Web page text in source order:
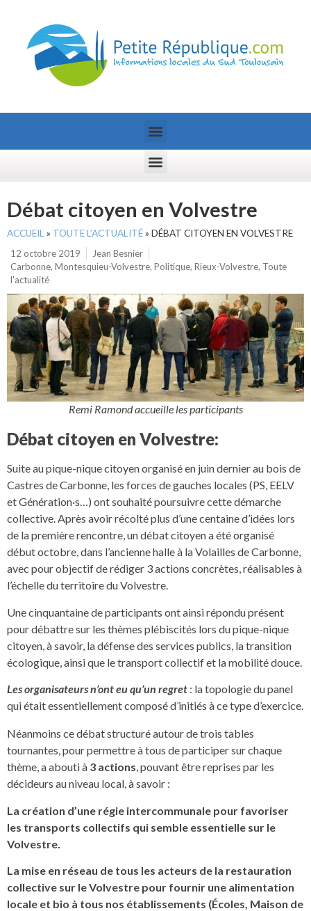
Débat citoyen en Volvestre
ACCUEIL » TOUTE L’ACTUALITÉ» DÉBAT CITOYEN EN VOLVESTRE
12 octobre 2019
Jean Besnier
Carbonne, Montesquieu-Volvestre, Politique, Rieux-Volvestre, Toute
l'actualité
Remi Ramond accueille les participants
Débat citoyen en Volvestre:
Suite au pique-nique citoyen organisé en juin dernier au bois de
Castres de Carbonne, les forces de gauches locales (PS, EELV
et Génération·s…) ont souhaité poursuivre cette démarche
collective. Après avoir récolté plus d’une centaine d’idées lors
de la première rencontre, un débat citoyen a été organisé
début octobre, dans l’ancienne halle à la Volailles de Carbonne,
avec pour objectif de rédiger 3 actions concrètes, réalisables à
l’échelle du territoire du Volvestre.
Une cinquantaine de participants ont ainsi répondu présent
pour débattre sur les thèmes plébiscités lors du pique-nique
citoyen, à savoir, la défense des services publics, la transition
écologique, ainsi que le transport collectif et la mobilité douce.
Les organisateurs n’ont eu qu’un regret : la topologie du panel
qui était essentiellement composé d’initiés à ce type d’exercice.
Néanmoins ce débat structuré autour de trois tables
tournantes, pour permettre à tous de participer sur chaque
thème, a abouti à 3 actions, pouvant être reprises par les
décideurs au niveau local, à savoir :
La création d’une régie intercommunale pour favoriser
les transports collectifs qui semble essentielle sur le
Volvestre.
La mise en réseau de tous les acteurs de la restauration
collective sur le Volvestre pour fournir une alimentation
locale et bio à tous nos établissements (Écoles, Maison de